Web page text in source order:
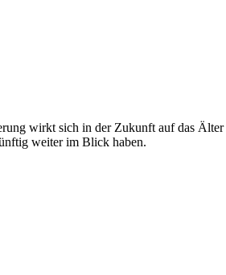
wirkt sich in der Zukunft auf das
weiter im Blick haben.